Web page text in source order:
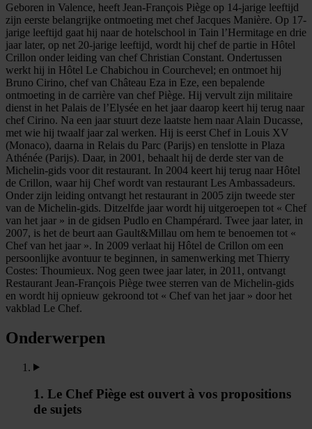
Geboren in Valence, heeft Jean-François Piège op 14-jarige leeftijd
zijn eerste belangrijke ontmoeting met chef Jacques Manière. Op 17-
jarige leeftijd gaat hij naar de hotelschool in Tain l’Hermitage en drie
jaar later, op net 20-jarige leeftijd, wordt hij chef de partie in Hôtel
Crillon onder leiding van chef Christian Constant. Ondertussen
werkt hij in Hôtel Le Chabichou in Courchevel; en ontmoet hij
Bruno Cirino, chef van Château Eza in Eze, een bepalende
ontmoeting in de carrière van chef Piège. Hij vervult zijn militaire
dienst in het Palais de l’Elysée en het jaar daarop keert hij terug naar
chef Cirino. Na een jaar stuurt deze laatste hem naar Alain Ducasse,
met wie hij twaalf jaar zal werken. Hij is eerst Chef in Louis XV
(Monaco), daarna in Relais du Parc (Parijs) en tenslotte in Plaza
Athénée (Parijs). Daar, in 2001, behaalt hij de derde ster van de
Michelin-gids voor dit restaurant. In 2004 keert hij terug naar Hôtel
de Crillon, waar hij Chef wordt van restaurant Les Ambassadeurs.
Onder zijn leiding ontvangt het restaurant in 2005 zijn tweede ster
van de Michelin-gids. Ditzelfde jaar wordt hij uitgeroepen tot « Chef
van het jaar » in de gidsen Pudlo en Champérard. Twee jaar later, in
2007, is het de beurt aan Gault&Millau om hem te benoemen tot «
Chef van het jaar ». In 2009 verlaat hij Hôtel de Crillon om een
persoonlijke avontuur te beginnen, in samenwerking met Thierry
Costes: Thoumieux. Nog geen twee jaar later, in 2011, ontvangt
Restaurant Jean-François Piège twee sterren van de Michelin-gids
en wordt hij opnieuw gekroond tot « Chef van het jaar » door het
vakblad Le Chef.
Onderwerpen
1. Le Chef Piège est ouvert à vos propositions
de sujets